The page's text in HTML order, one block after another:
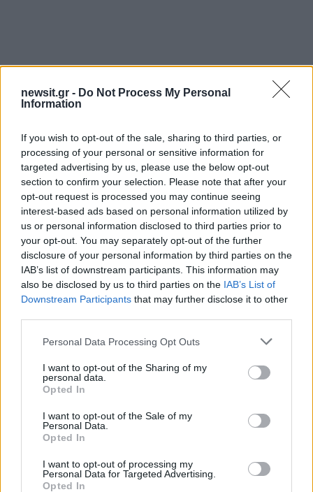
newsit.gr - Do Not Process My Personal
Information
If you wish to opt-out of the sale, sharing to third parties, or
processing of your personal or sensitive information for
targeted advertising by us, please use the below opt-out
section to confirm your selection. Please note that after your
opt-out request is processed you may continue seeing
interest-based ads based on personal information utilized by
us or personal information disclosed to third parties prior to
your opt-out. You may separately opt-out of the further
disclosure of your personal information by third parties on the
IAB’s list of downstream participants. This information may
also be disclosed by us to third parties on the IAB’s List of
Downstream Participants that may further disclose it to other
Please note that this website/app uses one or more Google
not limited to your visit or usage behaviour. You may click to
grant or deny consent to Google and its third-party tags to
use your data for below specified purposes in below Google
consent section.
Personal Data Processing Opt Outs
I want to opt-out of the Sharing of my
personal data.
Opted In
I want to opt-out of the Sale of my
Personal Data.
Opted In
I want to opt-out of processing my
Personal Data for Targeted Advertising.
Opted In
Σχόλια
Αν τα χάσατε
Μήλος: Οι «γκρίζες ζώνες»
προσγείωση του
ελικοπτέρου στο
Σαρακήνικο
«Εκρηκτικό
μποφόρ και
στους 39°C - Την